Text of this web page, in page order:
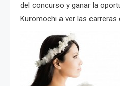
del concurso y ganar la
Kuromochi a ver las carreras